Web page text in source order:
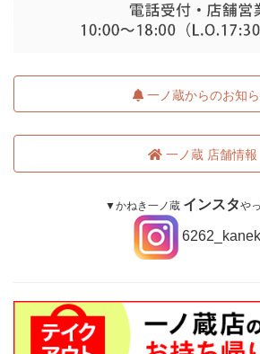
一ノ蔵からのお知
一ノ蔵 店舗情報
▼かねき一ノ蔵 インスタや